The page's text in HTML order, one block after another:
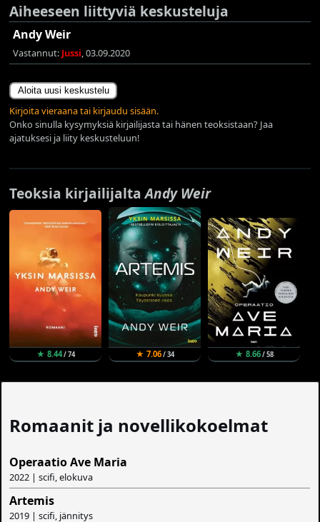
Aiheeseen liittyviä keskusteluja
Andy Weir
Vastannut: Jussi , 03.09.2020
Aloita uusi keskustelu
Kirjoita vieraana tai kirjaudu sisään.
Onko sinulla kysymyksiä kirjailijasta tai hänen teoksistaan? Jaa
ajatuksesi ja liity keskusteluun!
Teoksia kirjailijaltaAndy Weir
★ 8.44/ 74 ★ 7.06/ 34 ★ 8.66/ 58
Romaanit ja novellikokoelmat
Operaatio Ave Maria
2022 | scifi, elokuva
Artemis
2019 | scifi, jännitys